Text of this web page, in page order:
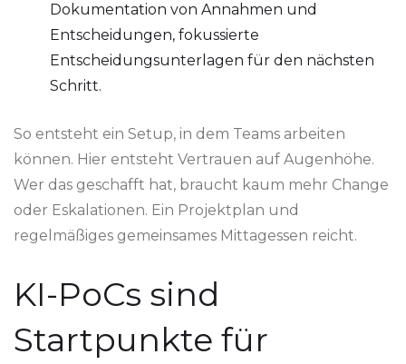
Dokumentation von Annahmen und
Entscheidungen, fokussierte
Entscheidungsunterlagen für den nächsten
Schritt.
So entsteht ein Setup, in dem Teams arbeiten
können. Hier entsteht Vertrauen auf Augenhöhe.
Wer das geschafft hat, braucht kaum mehr Change
oder Eskalationen. Ein Projektplan und
regelmäßiges gemeinsames Mittagessen reicht.
KI-PoCs sind
Startpunkte für